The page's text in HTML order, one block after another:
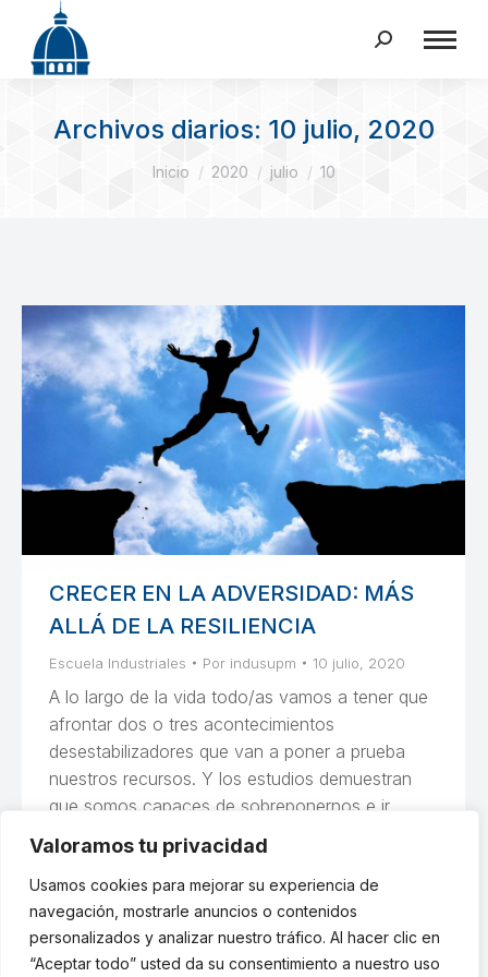
Valoramos tu privacidad
Usamos cookies para mejorar su experiencia de
navegación, mostrarle anuncios o contenidos
personalizados y analizar nuestro tráfico. Al hacer clic en
“Aceptar todo” usted da su consentimiento a nuestro uso
Buscar:
Archivos diarios: 10 julio, 2020
Estás aquí:
Inicio 2020 julio 10
CRECER EN LA ADVERSIDAD: MÁS
ALLÁ DE LA RESILIENCIA
Escuela Industriales Por indusupm 10 julio, 2020
A lo largo de la vida todo/as vamos a tener que
afrontar dos o tres acontecimientos
desestabilizadores que van a poner a prueba
nuestros recursos. Y los estudios demuestran
que somos capaces de sobreponernos e ir
adaptándonos bien a lo largo del tiempo; por lo
tanto, todo/as hemos sido resilientes en algún
momento de nuestra…